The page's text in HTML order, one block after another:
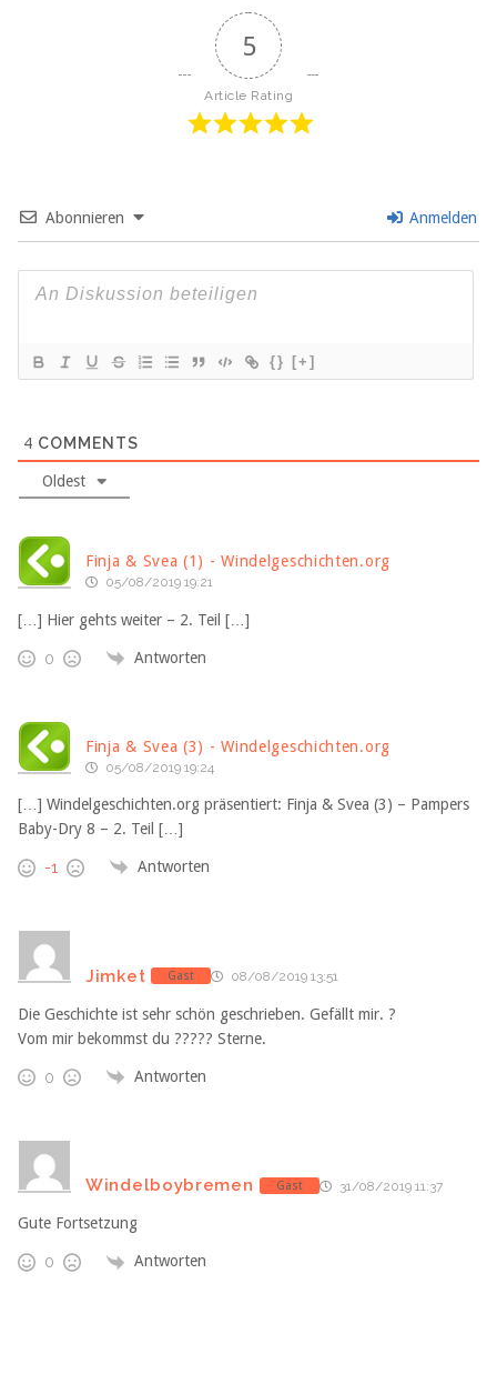
5
Article Rating
Abonnieren Anmelden
{} [+]
4 COMMENTS
Oldest
Finja & Svea (1) - Windelgeschichten.org
05/08/2019 19:21
[…] Hier gehts weiter – 2. Teil […]
0 Antworten
Finja & Svea (3) - Windelgeschichten.org
05/08/2019 19:24
[…] Windelgeschichten.org präsentiert: Finja & Svea (3) – Pampers
Baby-Dry 8 – 2. Teil […]
-1 Antworten
Jimket Gast 08/08/2019 13:51
Die Geschichte ist sehr schön geschrieben. Gefällt mir. ?
Vom mir bekommst du ????? Sterne.
0 Antworten
Windelboybremen Gast 31/08/2019 11:37
Gute Fortsetzung
0 Antworten